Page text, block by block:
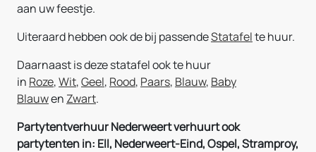
aan uw feestje.
Uiteraard hebben ook de bij passendeStatafelte huur.
Daarnaast is deze statafel ook te huur
in Roze,Wit,Geel, Rood, Paars, Blauw, Baby
Blauwen Zwart.
Partytentverhuur Nederweert verhuurt ook
partytenten in: Ell, Nederweert-Eind, Ospel, Stramproy,